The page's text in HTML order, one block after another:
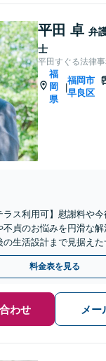
平田 卓 弁
士
平田すぐる法律
福
岡
県
|
福岡市
早良区
ラス利用可】慰謝料や
不貞のお悩みを円滑な
生活設計まで見据え
のご予約で休日・夜
料金表を見る
わせ メー